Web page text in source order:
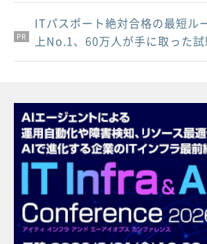
PR
PR
PR
ITパスポート絶対合格の最短ル
上No.1、60万人が手に取った